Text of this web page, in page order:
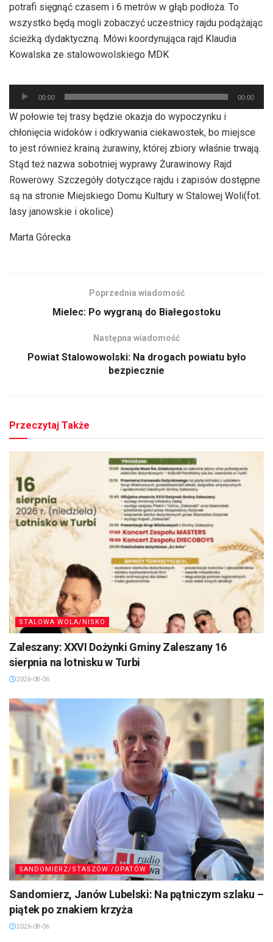
potrafi sięgnąć czasem i 6 metrów w głąb podłoża. To
wszystko będą mogli zobaczyć uczestnicy rajdu podążając
ścieżką dydaktyczną. Mówi koordynująca rajd Klaudia
Kowalska ze stalowowolskiego MDK
Odtwarzacz
plików
dźwiękowych
00:00 00:00
W połowie tej trasy będzie okazja do wypoczynku i
chłonięcia widoków i odkrywania ciekawostek, bo miejsce
to jest również krainą żurawiny, której zbiory właśnie trwają.
Stąd też nazwa sobotniej wyprawy Żurawinowy Rajd
Rowerowy. Szczegóły dotyczące rajdu i zapisów dostępne
są na stronie Miejskiego Domu Kultury w Stalowej Woli(fot.
lasy janowskie i okolice)
Marta Górecka
Poprzednia wiadomość
Mielec: Po wygraną do Białegostoku
Następna wiadomość
Powiat Stalowowolski: Na drogach powiatu było
bezpiecznie
Przeczytaj Także
STALOWA WOLA/NISKO
Zaleszany: XXVI Dożynki Gminy Zaleszany 16
sierpnia na lotnisku w Turbi
2026-08-06
SANDOMIERZ/STASZÓW /OPATÓW
Sandomierz, Janów Lubelski: Na pątniczym szlaku –
piątek po znakiem krzyża
2026-08-06